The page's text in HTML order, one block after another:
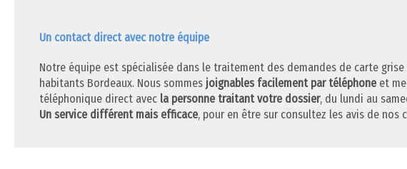
Un contact direct avec notre équipe
Notre équipe est spécialisée dans le traitement des demandes de carte
habitants Bordeaux. Nous sommes joignables facilement par téléphoneet
téléphonique direct avec la personne traitant votre dossier, du lundi au
Un service différent mais efficace, pour en être sur consultez les avis de nos